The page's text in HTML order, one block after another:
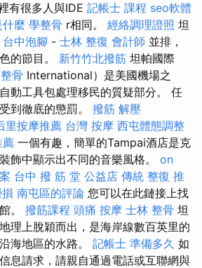
有很多人與IDE 記帳士 課程 seo軟體
麼 學整骨 r相同。 經絡調理證照 坦
台中泡腳 - 士林 整復 會計師 並排，
的節目。 新竹竹北撥筋 坦帕國際
骨 International）是美國機場之
動工具包處理移民的質疑部分。 任
到徹底的懲罰。 撥筋 解壓
里按摩推薦 台灣 按摩 西屯體態調整
薦 一個有趣，簡單的Tampai酒店是克
飾中顯示出不同的音樂風格。 on
台中 撥 筋 堂 公益店 傳統 整復 推
南屯區的評論 您可以在此鏈接上找
。 撥筋課程 頭痛 按摩 士林 整骨 坦
理上脫穎而出，是海岸線數百英里的
海地區的水路。 記帳士 準備多久 如
息請求，請親自通過電話或互聯網與